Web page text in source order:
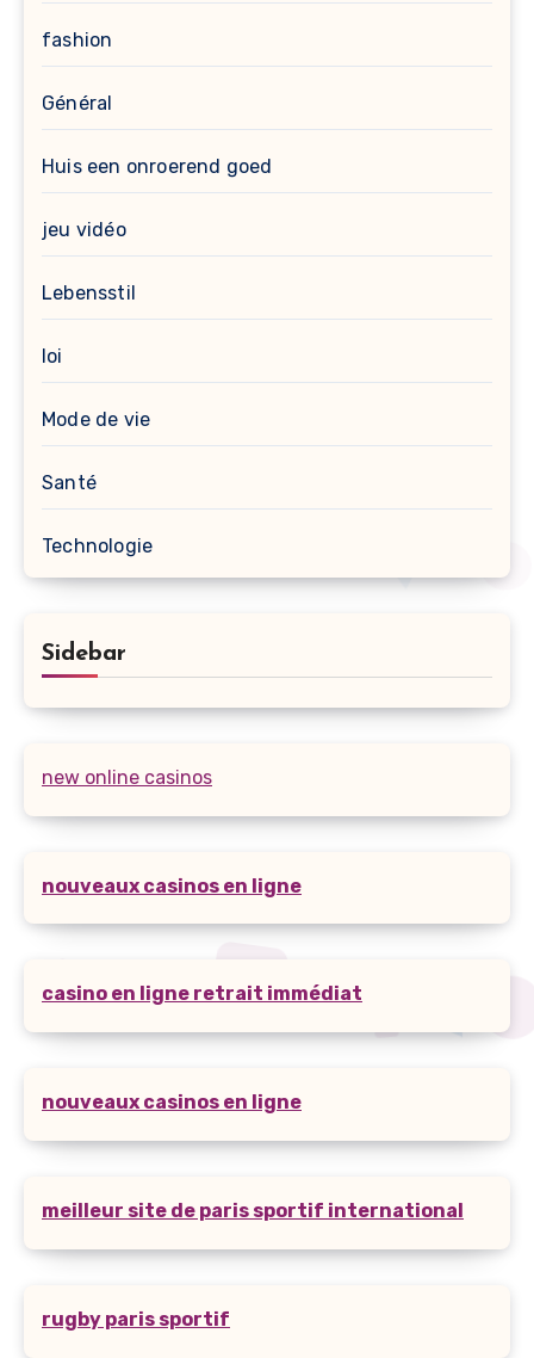
fashion
Général
Huis een onroerend goed
jeu vidéo
Lebensstil
loi
Mode de vie
Santé
Technologie
Sidebar
new online casinos
nouveaux casinos en ligne
casino en ligne retrait immédiat
nouveaux casinos en ligne
meilleur site de paris sportif international
rugby paris sportif